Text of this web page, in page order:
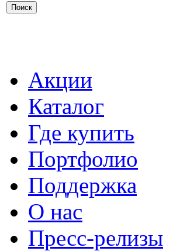
Акции
Каталог
Где купить
Портфолио
Поддержка
О нас
Пресс-релизы